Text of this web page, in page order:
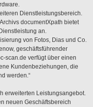
Dienstleistungsbereich.
documentXpath bietet
an.
von Fotos, Dias und Co.
geschäftsführender
scan.de verfügt über einen
Kundenbeziehungen, die
werden.“
erweiterten Leistungsangebot.
neuen Geschäftsbereich